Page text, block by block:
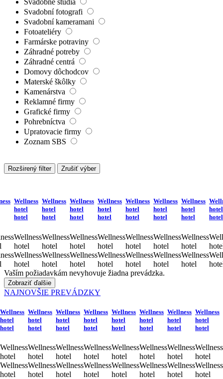
Svadobné štúdiá
Svadobní fotografi
Svadobní kameramani
Fotoateliéry
Farmárske potraviny
Záhradné potreby
Záhradné centrá
Domovy dôchodcov
Materské škôlky
Kamenárstva
Reklamné firmy
Grafické firmy
Pohrebníctva
Upratovacie firmy
Zoznam SBS
Rozširený filter Zrušiť výber
Wellness
hotel
hotel
Wellness
hotel
Wellness
hotel
Wellness
hotel
hotel
Wellness
hotel
Wellness
hotel
Wellness
hotel
hotel
Wellness
hotel
Wellness
hotel
Wellness
hotel
hotel
Wellness
hotel
Wellness
hotel
Wellness
hotel
hotel
Wellness
hotel
Wellness
hotel
Wellness
hotel
hotel
Wellness
hotel
Wellness
hotel
Wellness
hotel
hotel
Wellness
hotel
Wellness
hotel
hotel
hotel
Vaším požiadavkám nevyhovuje žiadna prevádzka.
Zobraziť ďalšie
NAJNOVŠIE PREVÁDZKY
Wellness
hotel
hotel
Wellness
hotel
Wellness
hotel
Wellness
hotel
hotel
Wellness
hotel
Wellness
hotel
Wellness
hotel
hotel
Wellness
hotel
Wellness
hotel
Wellness
hotel
hotel
Wellness
hotel
Wellness
hotel
Wellness
hotel
hotel
Wellness
hotel
Wellness
hotel
Wellness
hotel
hotel
Wellness
hotel
Wellness
hotel
Wellness
hotel
hotel
Wellness
hotel
Wellness
hotel
Wellness
hotel
hotel
Wellness
hotel
Wellness
hotel